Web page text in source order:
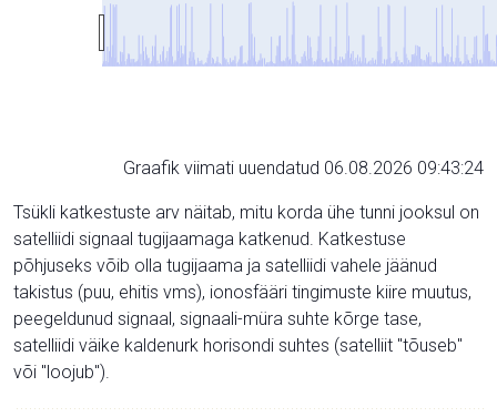
Graafik viimati uuendatud 06.08.2026 09:43:24
Tsükli katkestuste arv näitab, mitu korda ühe tunni jooksul on
satelliidi signaal tugijaamaga katkenud. Katkestuse
põhjuseks võib olla tugijaama ja satelliidi vahele jäänud
takistus (puu, ehitis vms), ionosfääri tingimuste kiire muutus,
peegeldunud signaal, signaali-müra suhte kõrge tase,
satelliidi väike kaldenurk horisondi suhtes (satelliit "tõuseb"
või "loojub").